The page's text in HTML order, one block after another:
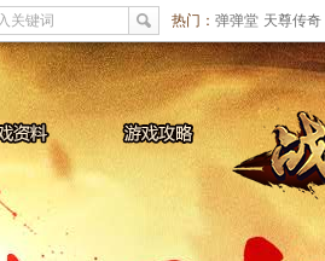
关键词 热门： 弹弹堂 天尊传奇